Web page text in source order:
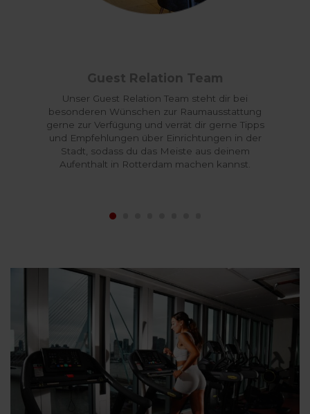
Guest Relation Team
Unser Guest Relation Team steht dir bei
besonderen Wünschen zur Raumausstattung
gerne zur Verfügung und verrät dir gerne Tipps
und Empfehlungen über Einrichtungen in der
Stadt, sodass du das Meiste aus deinem
Aufenthalt in Rotterdam machen kannst.